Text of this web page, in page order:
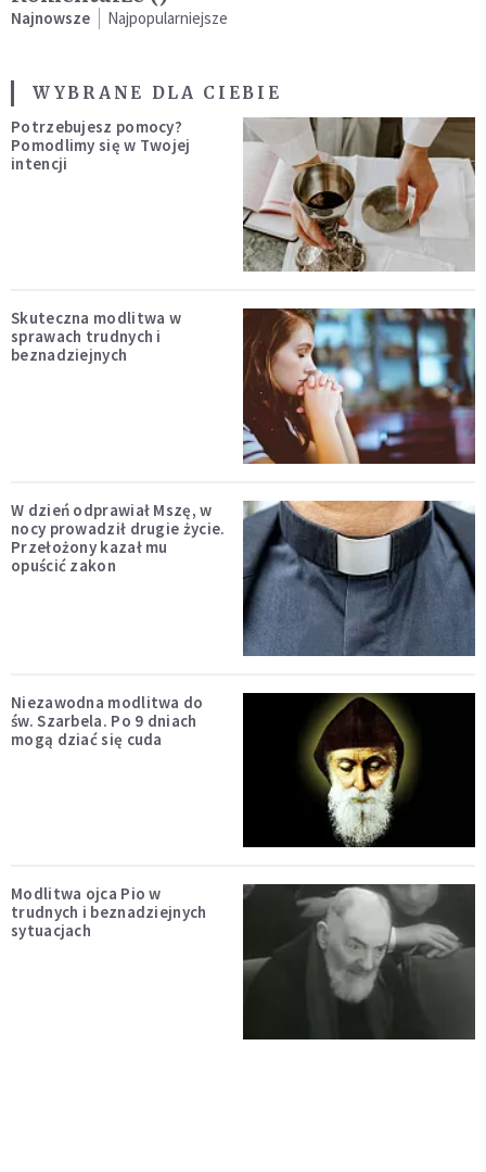
Najnowsze Najpopularniejsze
WYBRANE DLA CIEBIE
Potrzebujesz pomocy?
Pomodlimy się w Twojej
intencji
Skuteczna modlitwa w
sprawach trudnych i
beznadziejnych
W dzień odprawiał Mszę, w
nocy prowadził drugie życie.
Przełożony kazał mu
opuścić zakon
Niezawodna modlitwa do
św. Szarbela. Po 9 dniach
mogą dziać się cuda
Modlitwa ojca Pio w
trudnych i beznadziejnych
sytuacjach